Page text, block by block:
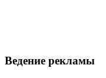
Ведение рекламы